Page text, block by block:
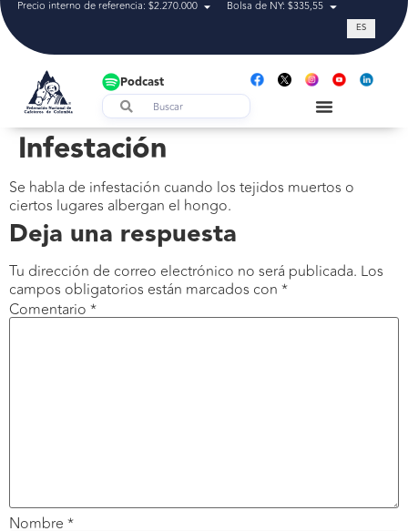
Precio interno de referencia: $2.270.000 Bolsa de NY: $335,55 Tasa de
ES
Podcast
Infestación
Se habla de infestación cuando los tejidos muertos o
ciertos lugares albergan el hongo.
Deja una respuesta
Tu dirección de correo electrónico no será publicada. Los
campos obligatorios están marcados con *
Comentario *
Nombre *